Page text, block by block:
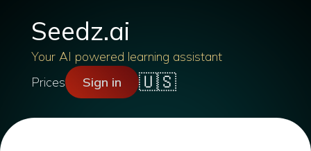
Seedz.ai
Your AI powered learning assistant
Prices
Sign in 🇺🇸